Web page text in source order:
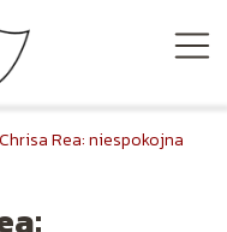
Rea: niespokojna